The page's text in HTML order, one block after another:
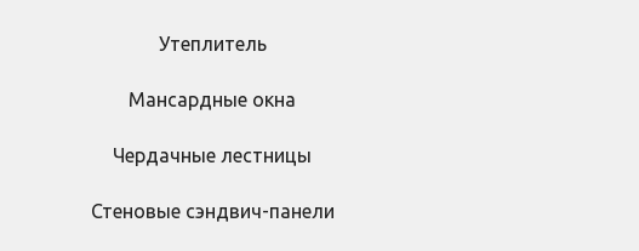
Утеплитель
Мансардные окна
Чердачные лестницы
Стеновые сэндвич-панели